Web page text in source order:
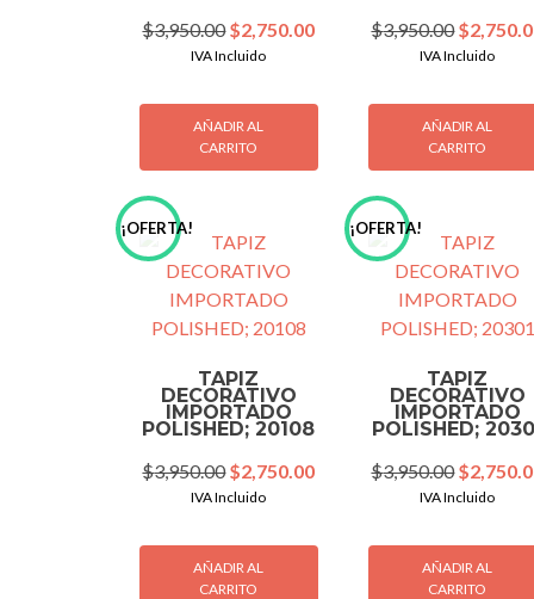
$3,950.00Original
price
$3,950.00.
$2,750.00Current
$2,750.00.
IVA Incluido
AÑADIR AL
CARRITO
$3,950.00Original
price
$
IVA Incluido
AÑADIR AL
CARRITO
¡OFERTA!
TAPIZ
DECORATIVO
IMPORTADO
POLISHED; 20108
$3,950.00Original
price
$3,950.00.
$2,750.00Current
$2,750.00.
IVA Incluido
AÑADIR AL
CARRITO
¡OFERTA!
TAPIZ
DECORATIVO
IMPORTADO
POLISHED;
$3,950.00Original
price
$
IVA Incluido
AÑADIR AL
CARRITO